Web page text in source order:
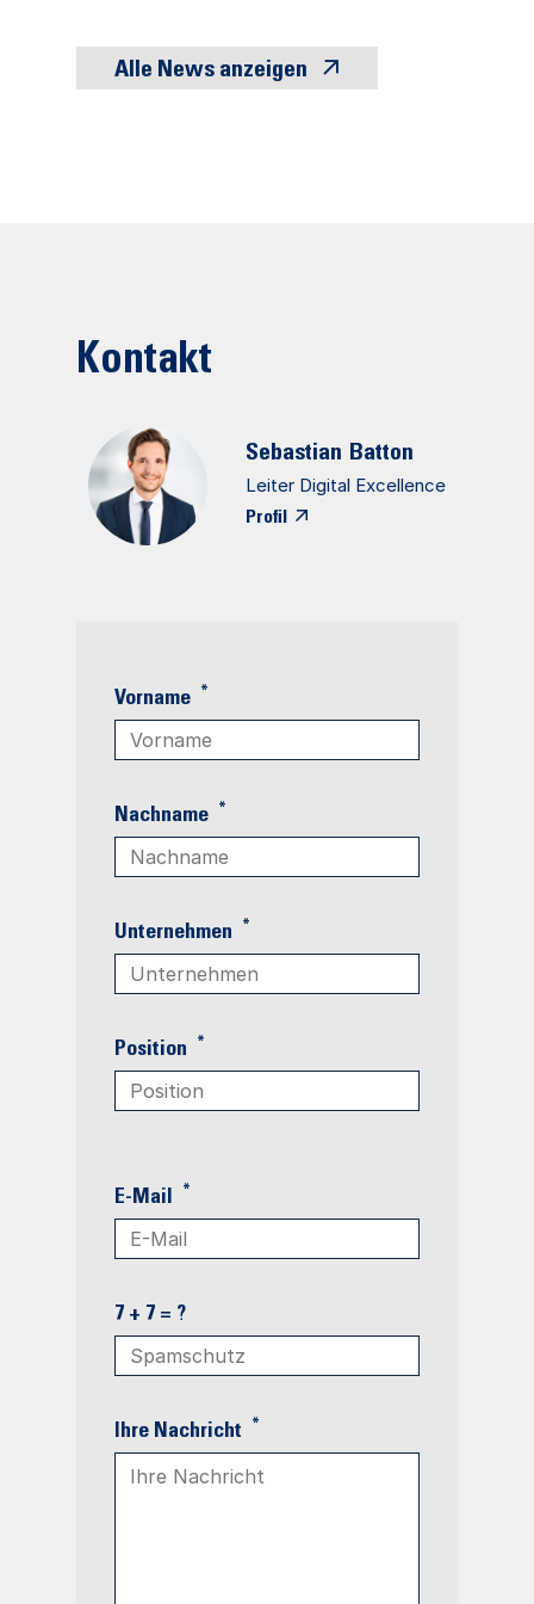
Alle News anzeigen
Kontakt
Sebastian Batton
Leiter Digital Excellence
Profil
Vorname *
Nachname *
Unternehmen *
Position *
E-Mail *
7 + 7 = ?
Ihre Nachricht *